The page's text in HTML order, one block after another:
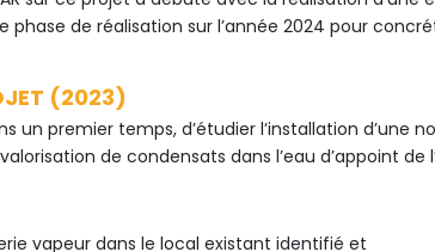
phase de réalisation sur l’année 2024 pour
(2023)
un premier temps, d’étudier l’installation d’une
de condensats dans l’eau d’appoint de
vapeur dans le local existant identifié et